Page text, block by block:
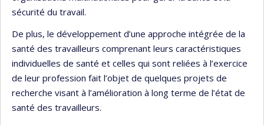
sécurité du travail.
De plus, le développement d’une approche intégrée de la
santé des travailleurs comprenant leurs caractéristiques
individuelles de santé et celles qui sont reliées à l’exercice
de leur profession fait l’objet de quelques projets de
recherche visant à l’amélioration à long terme de l’état de
santé des travailleurs.